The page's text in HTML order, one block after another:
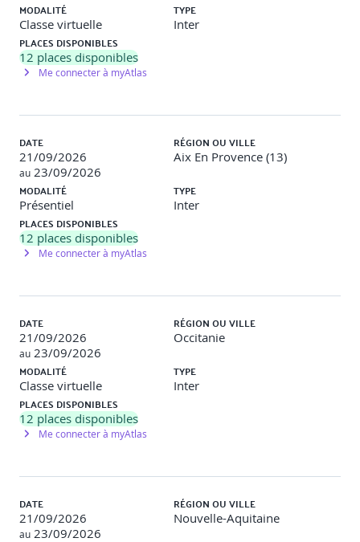
Exemple de travaux pratiques : Analyse SEO d’une page web
et recommandations d’amélioration.
Jour 2 : Concevoir & prototyper (7h)
À l’issue de cette séquence, le participant est capable
des wireframes low-fi pour les écrans principaux d’un site.
Heuristiques de Nielsen appliquées au web
Création de wireframes low-fi
Projet d’apprentissage : Wireframes des écrans
principaux.
Exemple de travaux pratiques : Réalisation de wireframes
S8 - UI & Design Tokens
À l’issue de cette séquence, le participant est capable de
définir des éléments constitutifs d’un design system
(typographie, couleurs, iconographie, layout) et de les
appliquer via un outil de prototypage.
Typographie, couleurs, iconographie, layout
Design system et atomic design
Projet d’apprentissage : Création de tokens (Figma
tokens pour un site fictif dans Figma.
S9 - Accessibilité & inclusion
MODALITÉ
Classe virtuelle
TYPE
Inter
PLACES DISPONIBLES
12 places disponibles
Me connecter à myAtlas
DATE
21/09/2026
au 23/09/2026
RÉGION OU VILLE
Aix En Provence (13)
MODALITÉ
Présentiel
TYPE
Inter
PLACES DISPONIBLES
12 places disponibles
Me connecter à myAtlas
DATE
21/09/2026
au 23/09/2026
RÉGION OU VILLE
Occitanie
MODALITÉ
Classe virtuelle
TYPE
Inter
PLACES DISPONIBLES
12 places disponibles
Me connecter à myAtlas
DATE
21/09/2026
au 23/09/2026
RÉGION OU VILLE
Nouvelle-Aquitaine